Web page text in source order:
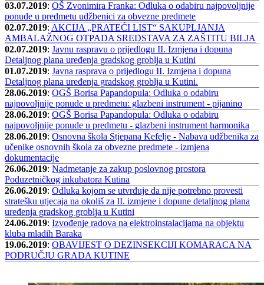
03.07.2019: OŠ Zvonimira Franka: Odluka o odabiru najpovoljnije
ponude u predmetu udžbenici za obvezne predmete
02.07.2019: AKCIJA „PRATEĆI LIST“ SAKUPLJANJA
AMBALAŽNOG OTPADA SREDSTAVA ZA ZAŠTITU BILJA
02.07.2019: Javnu raspravu o prijedlogu II. Izmjena i dopuna
Detaljnog plana uređenja gradskog groblja u Kutini
01.07.2019: Javna rasprava o prijedlogu II. Izmjena i dopuna
Detaljnog plana uređenja gradskog groblja u Kutini.
28.06.2019: OGŠ Borisa Papandopula: Odluka o odabiru
najpovoljnije ponude u predmetu: glazbeni instrument - pijanino
28.06.2019: OGŠ Borisa Papandopula: Odluka o odabiru
najpovoljnije ponude u predmetu - glazbeni instrument harmonika
28.06.2019: Osnovna škola Stjepana Kefelje - Nabava udžbenika za
učenike osnovnih škola za obvezne predmete - izmjena
dokumentacije
26.06.2019: Nadmetanje za zakup poslovnog prostora
Poduzetničkog inkubatora Kutina
26.06.2019: Odluka kojom se utvrđuje da nije potrebno provesti
stratešku utjecaja na okoliš za II. izmjene i dopune detaljnog plana
uređenja gradskog groblja u Kutini
24.06.2019: Izvođenje radova na elektroinstalacijama na objektu
kluba mladih Baraka
19.06.2019: OBAVIJEST O DEZINSEKCIJI KOMARACA NA
PODRUČJU GRADA KUTINE